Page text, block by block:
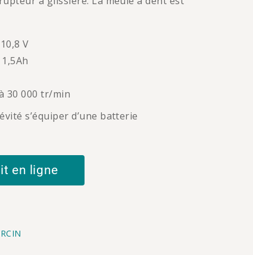
V
30 000 tr/min
s’équiper d’une batterie
en ligne